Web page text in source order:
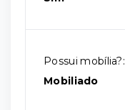
Possui mobília?:
Mobiliado